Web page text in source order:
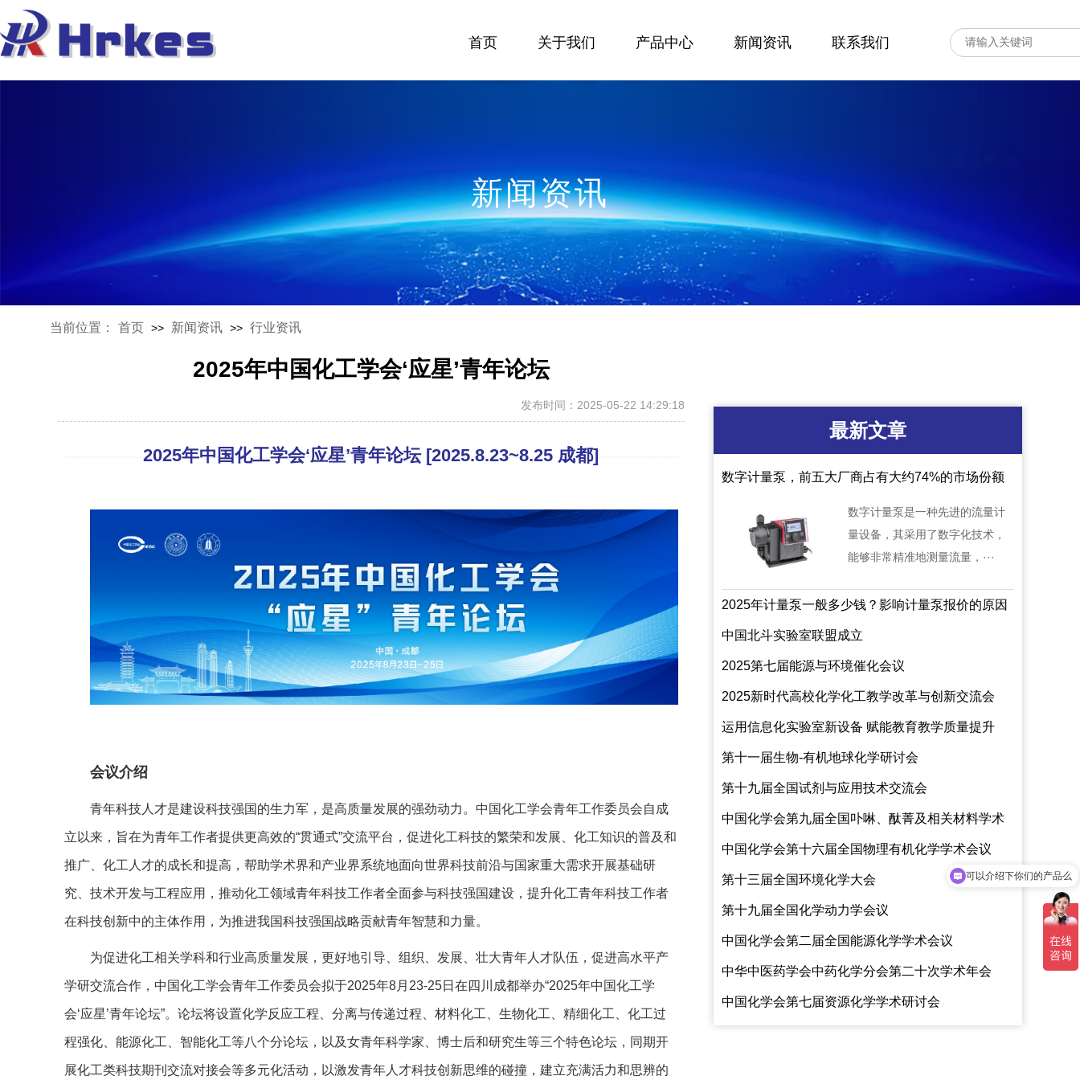
首页 关于我们 产品中心 新闻资讯 联系我们
新闻资讯
当前位置： 首页 >> 新闻资讯 >> 行业资讯
2025年中国化工学会‘应星’青年论坛
发布时间：2025-05-22 14:29:18
2025年中国化工学会‘应星’青年论坛 [2025.8.23~8.25 成都]
会议介绍
青年科技人才是建设科技强国的生力军，是高质量发展的强劲动力。中国化工学会青年工作委员会自成
立以来，旨在为青年工作者提供更高效的“贯通式”交流平台，促进化工科技的繁荣和发展、化工知识的普及和
推广、化工人才的成长和提高，帮助学术界和产业界系统地面向世界科技前沿与国家重大需求开展基础研
究、技术开发与工程应用，推动化工领域青年科技工作者全面参与科技强国建设，提升化工青年科技工作者
在科技创新中的主体作用，为推进我国科技强国战略贡献青年智慧和力量。
为促进化工相关学科和行业高质量发展，更好地引导、组织、发展、壮大青年人才队伍，促进高水平产
学研交流合作，中国化工学会青年工作委员会拟于2025年8月23-25日在四川成都举办“2025年中国化工学
会‘应星’青年论坛”。论坛将设置化学反应工程、分离与传递过程、材料化工、生物化工、精细化工、化工过
程强化、能源化工、智能化工等八个分论坛，以及女青年科学家、博士后和研究生等三个特色论坛，同期开
展化工类科技期刊交流对接会等多元化活动，以激发青年人才科技创新思维的碰撞，建立充满活力和思辨的
最新文章
数字计量泵，前五大厂商占有大约74%的市场份额
数字计量泵是一种先进的流量计
量设备，其采用了数字化技术，
能够非常精准地测量流量，···
2025年计量泵一般多少钱？影响计量泵报价的原因
总结！
中国北斗实验室联盟成立
2025第七届能源与环境催化会议
2025新时代高校化学化工教学改革与创新交流会
运用信息化实验室新设备 赋能教育教学质量提升
第十一届生物-有机地球化学研讨会
第十九届全国试剂与应用技术交流会
中国化学会第九届全国卟啉、酞菁及相关材料学术
研讨会
中国化学会第十六届全国物理有机化学学术会议
第十三届全国环境化学大会
第十九届全国化学动力学会议
中国化学会第二届全国能源化学学术会议
中华中医药学会中药化学分会第二十次学术年会
中国化学会第七届资源化学学术研讨会
可以介绍下你们的产品么
你们是怎么收费的呢